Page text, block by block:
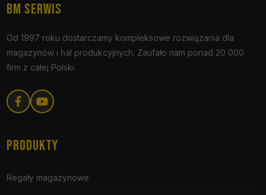
BM SERWIS
Od 1997 roku dostarczamy kompleksowe rozwiązania dla
magazynów i hal produkcyjnych. Zaufało nam ponad 20 000
firm z całej Polski.
PRODUKTY
Regały magazynowe